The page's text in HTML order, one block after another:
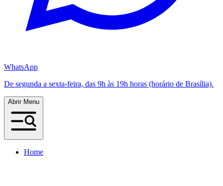
WhatsApp
De segunda a sexta-feira, das 9h às 19h horas (horário de Brasília).
Abrir Menu
Home